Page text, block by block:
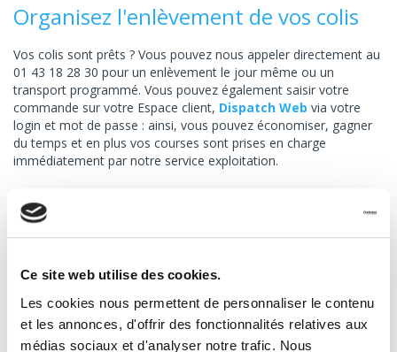
Ce site web utilise des cookies.
Les cookies nous permettent de personnaliser le contenu
et les annonces, d'offrir des fonctionnalités relatives aux
médias sociaux et d'analyser notre trafic. Nous
Organisez l'enlèvement de vos colis
Vos colis sont prêts ? Vous pouvez nous appeler directement au
01 43 18 28 30 pour un enlèvement le jour même ou un
transport programmé. Vous pouvez également saisir votre
commande sur votre Espace client, Dispatch Web via votre
login et mot de passe : ainsi, vous pouvez économiser, gagner
du temps et en plus vos courses sont prises en charge
immédiatement par notre service exploitation.
INFORMATIONS PRATIQUES